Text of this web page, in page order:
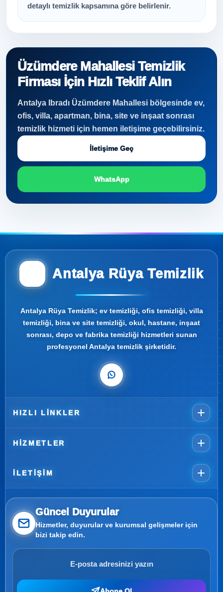
detaylı temizlik kapsamına göre belirlenir.
Üzümdere Mahallesi Temizlik
Firması İçin Hızlı Teklif Alın
Antalya Ibradı Üzümdere Mahallesi bölgesinde ev,
ofis, villa, apartman, bina, site ve inşaat sonrası
temizlik hizmeti için hemen iletişime geçebilirsiniz.
İletişime Geç
WhatsApp
Antalya Rüya Temizlik
Antalya Rüya Temizlik; ev temizliği, ofis temizliği, villa
temizliği, bina ve site temizliği, okul, hastane, inşaat
sonrası, depo ve fabrika temizliği hizmetleri sunan
profesyonel Antalya temizlik şirketidir.
HIZLI LINKLER
HIZMETLER
İLETIŞIM
Güncel Duyurular
Hizmetler, duyurular ve kurumsal gelişmeler için
bizi takip edin.